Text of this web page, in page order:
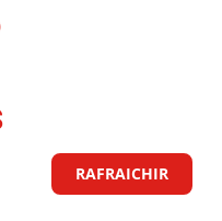
RAFRAICHIR